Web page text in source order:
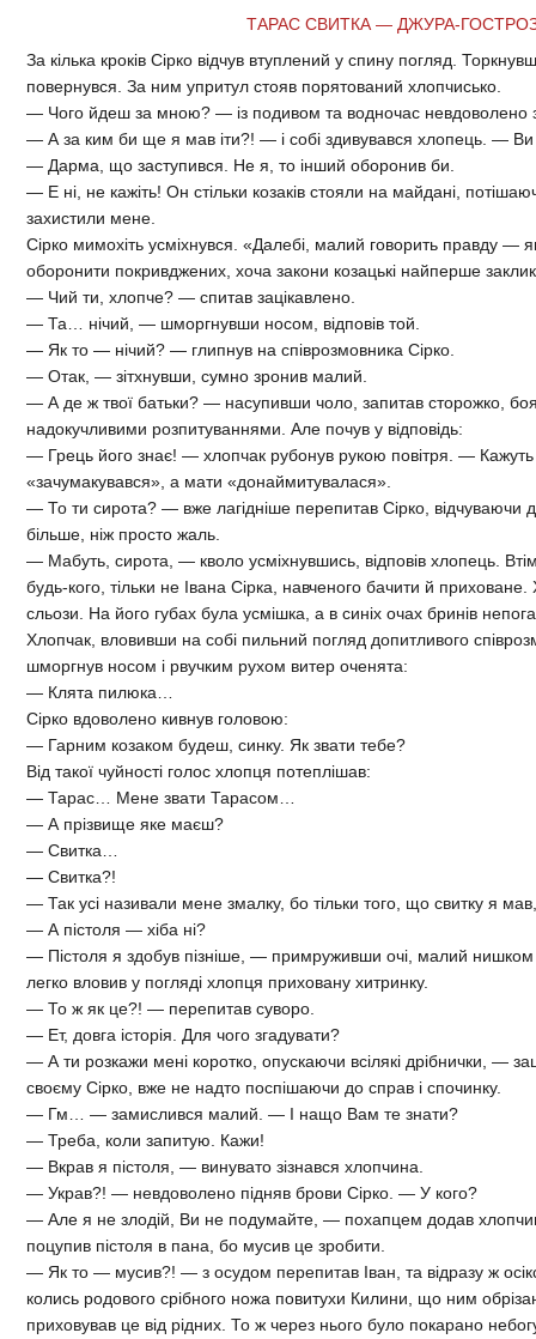
ТАРАС СВИТКА — ДЖУРА-
За кілька кроків Сірко відчув втуплений у спину погляд.
повернувся. За ним упритул стояв порятований хлопчисько.
— Чого йдеш за мною? — із подивом та водночас невдоволено
— А за ким би ще я мав іти?! — і собі здивувався хлопець. —
— Дарма, що заступився. Не я, то інший оборонив би.
— Е ні, не кажіть! Он стільки козаків стояли на майдані,
захистили мене.
Сірко мимохіть усміхнувся. «Далебі, малий говорить правду —
оборонити покривджених, хоча закони козацькі найперше
— Чий ти, хлопче? — спитав зацікавлено.
— Та… нічий, — шморгнувши носом, відповів той.
— Як то — нічий? — глипнув на співрозмовника Сірко.
— Отак, — зітхнувши, сумно зронив малий.
— А де ж твої батьки? — насупивши чоло, запитав сторожко,
надокучливими розпитуваннями. Але почув у відповідь:
— Грець його знає! — хлопчак рубонув рукою повітря. —
«зачумакувався», а мати «донаймитувалася».
— То ти сирота? — вже лагідніше перепитав Сірко, відчуваючи
більше, ніж просто жаль.
— Мабуть, сирота, — кволо усміхнувшись, відповів хлопець.
будь-кого, тільки не Івана Сірка, навченого бачити й приховане.
сльози. На його губах була усмішка, а в синіх очах бринів
Хлопчак, вловивши на собі пильний погляд допитливого
шморгнув носом і рвучким рухом витер оченята:
— Клята пилюка…
Сірко вдоволено кивнув головою:
— Гарним козаком будеш, синку. Як звати тебе?
Від такої чуйності голос хлопця потеплішав:
— Тарас… Мене звати Тарасом…
— А прізвище яке маєш?
— Свитка…
— Свитка?!
— Так усі називали мене змалку, бо тільки того, що свитку я
— А пістоля — хіба ні?
— Пістоля я здобув пізніше, — примруживши очі, малий нишком
легко вловив у погляді хлопця приховану хитринку.
— То ж як це?! — перепитав суворо.
— Ет, довга історія. Для чого згадувати?
— А ти розкажи мені коротко, опускаючи всілякі дрібнички, —
своєму Сірко, вже не надто поспішаючи до справ і спочинку.
— Гм… — замислився малий. — І нащо Вам те знати?
— Треба, коли запитую. Кажи!
— Вкрав я пістоля, — винувато зізнався хлопчина.
— Украв?! — невдоволено підняв брови Сірко. — У кого?
— Але я не злодій, Ви не подумайте, — похапцем додав
поцупив пістоля в пана, бо мусив це зробити.
— Як то — мусив?! — з осудом перепитав Іван, та відразу ж
колись родового срібного ножа повитухи Килини, що ним
приховував це від рідних. То ж через нього було покарано